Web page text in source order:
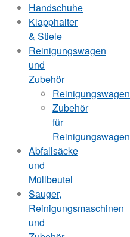
Handschuhe
Klapphalter
& Stiele
Reinigungswagen
und
Zubehör
Reinigungswagen
Zubehör
für
Reinigungswagen
Abfallsäcke
und
Müllbeutel
Sauger,
Reinigungsmaschinen
und